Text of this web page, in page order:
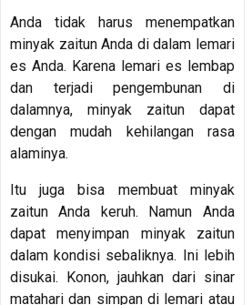
Anda tidak harus menempatkan
minyak zaitun Anda di dalam lemari
es Anda. Karena lemari es lembap
dan terjadi pengembunan di
dalamnya, minyak zaitun dapat
dengan mudah kehilangan rasa
alaminya.
Itu juga bisa membuat minyak
zaitun Anda keruh. Namun Anda
dapat menyimpan minyak zaitun
dalam kondisi sebaliknya. Ini lebih
disukai. Konon, jauhkan dari sinar
matahari dan simpan di lemari atau